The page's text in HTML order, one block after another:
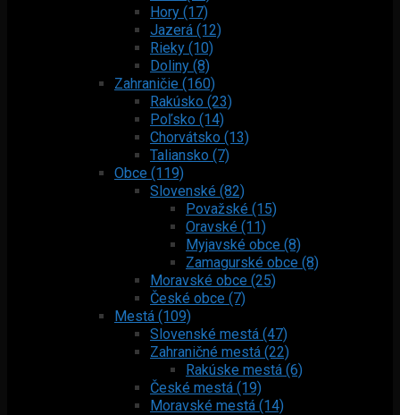
Hory (17)
Jazerá (12)
Rieky (10)
Doliny (8)
Zahraničie (160)
Rakúsko (23)
Poľsko (14)
Chorvátsko (13)
Taliansko (7)
Obce (119)
Slovenské (82)
Považské (15)
Oravské (11)
Myjavské obce (8)
Zamagurské obce (8)
Moravské obce (25)
České obce (7)
Mestá (109)
Slovenské mestá (47)
Zahraničné mestá (22)
Rakúske mestá (6)
České mestá (19)
Moravské mestá (14)